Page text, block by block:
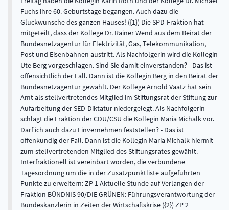
Fuchs ihre 60. Geburtstage begangen. Auch dazu die
Glückwünsche des ganzen Hauses! ({1}) Die SPD-Fraktion hat
mitgeteilt, dass der Kollege Dr. Rainer Wend aus dem Beirat der
Bundesnetzagentur für Elektrizität, Gas, Telekommunikation,
Post und Eisenbahnen austritt. Als Nachfolgerin wird die Kollegin
Ute Berg vorgeschlagen. Sind Sie damit einverstanden? - Das ist
offensichtlich der Fall. Dann ist die Kollegin Berg in den Beirat der
Bundesnetzagentur gewählt. Der Kollege Arnold Vaatz hat sein
Amt als stellvertretendes Mitglied im Stiftungsrat der Stiftung zur
Aufarbeitung der SED-Diktatur niedergelegt. Als Nachfolgerin
schlägt die Fraktion der CDU/CSU die Kollegin Maria Michalk vor.
Darf ich auch dazu Einvernehmen feststellen? - Das ist
offenkundig der Fall. Dann ist die Kollegin Maria Michalk hiermit
zum stellvertretenden Mitglied des Stiftungsrates gewählt.
Interfraktionell ist vereinbart worden, die verbundene
Tagesordnung um die in der Zusatzpunktliste aufgeführten
Punkte zu erweitern: ZP 1 Aktuelle Stunde auf Verlangen der
Fraktion BÜNDNIS 90/DIE GRÜNEN: Führungsverantwortung der
Bundeskanzlerin in Zeiten der Wirtschaftskrise ({2}) ZP 2